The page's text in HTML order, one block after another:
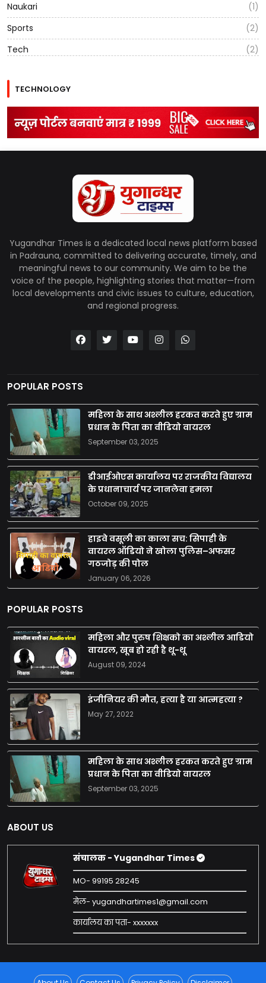
Naukari
(1)
Sports
(2)
Tech
(2)
TECHNOLOGY
Yugandhar Times is a dedicated local news platform based
in Padrauna, committed to delivering accurate, timely, and
meaningful news to our community. We aim to be the
voice of the people, highlighting stories that matter—from
local developments and civic issues to culture, education,
and regional progress.
POPULAR POSTS
महिला के साथ अश्लील हरकत करते हुए ग्राम
प्रधान के पिता का वीडियो वायरल
September 03, 2025
डीआईओएस कार्यालय पर राजकीय विद्यालय
के प्रधानाचार्य पर जानलेवा हमला
October 09, 2025
हाइवे वसूली का काला सच: सिपाही के
वायरल ऑडियो ने खोला पुलिस–अफसर
गठजोड़ की पोल
January 06, 2026
POPULAR POSTS
महिला और पुरुष शिक्षको का अश्लील आडियो
वायरल, खूब हो रही है थू-थू
August 09, 2024
इंजीनियर की मौत, हत्या है या आत्महत्या ?
May 27, 2022
महिला के साथ अश्लील हरकत करते हुए ग्राम
प्रधान के पिता का वीडियो वायरल
September 03, 2025
ABOUT US
संचालक - Yugandhar Times
MO- 99195 28245
मेल- yugandhartimes1@gmail.com
कार्यालय का पता- xxxxxxx